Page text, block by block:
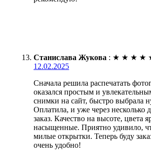
Станислава Жукова : ★ ★ ★ ★
12.02.2025
Сначала решила распечатать
оказался простым и
снимки на сайт, быстро выбрала
Оплатила, и уже через несколько
заказ. Качество на высоте, цвета
насыщенные. Приятно удивило,
милые открытки. Теперь буду
очень удобно!